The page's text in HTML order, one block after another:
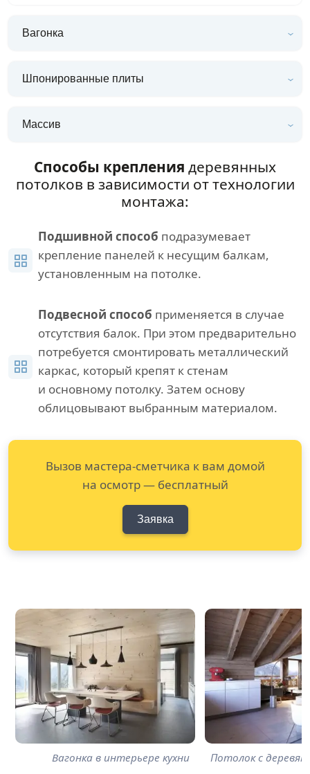
Вагонка
Шпонированные плиты
Массив
Способы крепления деревянных
потолков в зависимости от технологии
монтажа:
Подшивной способ подразумевает
крепление панелей к несущим балкам,
установленным на потолке.
Подвесной способ применяется в случае
отсутствия балок. При этом предварительно
потребуется смонтировать металлический
каркас, который крепят к стенам
и основному потолку. Затем основу
облицовывают выбранным материалом.
Вызов мастера-сметчика к вам домой
на осмотр — бесплатный
Заявка
Вагонка в интерьере кухни Потолок с